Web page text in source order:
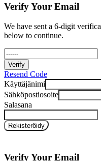
Verify Your Email
We have sent a 6-digit
below to continue.
Verify
Resend Code
Käyttäjänimi
Sähköpostiosoite
Salasana
Rekisteröidy
Verify Your Email